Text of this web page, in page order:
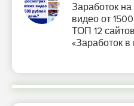
Заработок
видео от
ТОП 12
«Заработок в